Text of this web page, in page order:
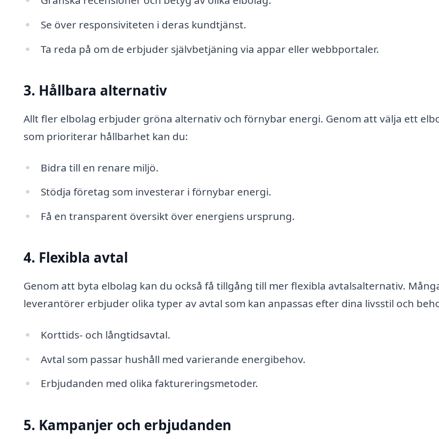
Se över responsiviteten i deras kundtjänst.
Ta reda på om de erbjuder självbetjäning via appar eller webbportaler.
3. Hållbara alternativ
Allt fler elbolag erbjuder gröna alternativ och förnybar energi. Genom att välja ett
som prioriterar hållbarhet kan du:
Bidra till en renare miljö.
Stödja företag som investerar i förnybar energi.
Få en transparent översikt över energiens ursprung.
4. Flexibla avtal
Genom att byta elbolag kan du också få tillgång till mer flexibla avtalsalternativ.
leverantörer erbjuder olika typer av avtal som kan anpassas efter dina livsstil och
Korttids- och långtidsavtal.
Avtal som passar hushåll med varierande energibehov.
Erbjudanden med olika faktureringsmetoder.
5. Kampanjer och erbjudanden